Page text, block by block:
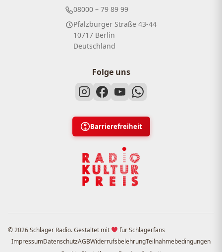
08000 – 79 89 99
Pfalzburger Straße 43-44
10717 Berlin
Deutschland
Folge uns
Barrierefreiheit
© 2026 Schlager Radio. Gestaltet mit
für Schlagerfans
ImpressumDatenschutzAGBWiderrufsbelehrungTeilnahmebedingungen